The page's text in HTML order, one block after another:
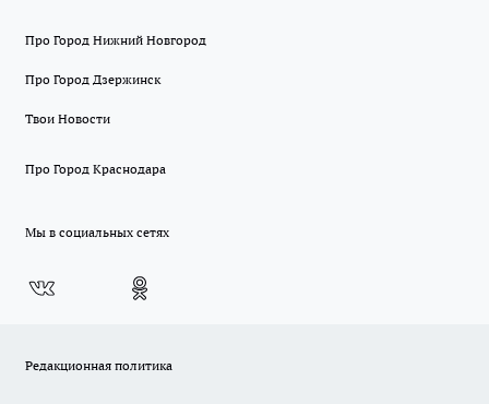
Про Город Нижний Новгород
Про Город Дзержинск
Твои Новости
Про Город Краснодара
Мы в социальных сетях
Редакционная политика